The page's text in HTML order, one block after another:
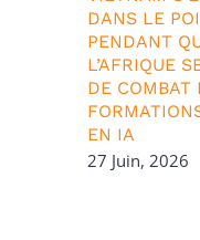
DANS LE
PENDANT
L’AFRIQUE
DE COMBAT
EN IA
27 Juin, 2026